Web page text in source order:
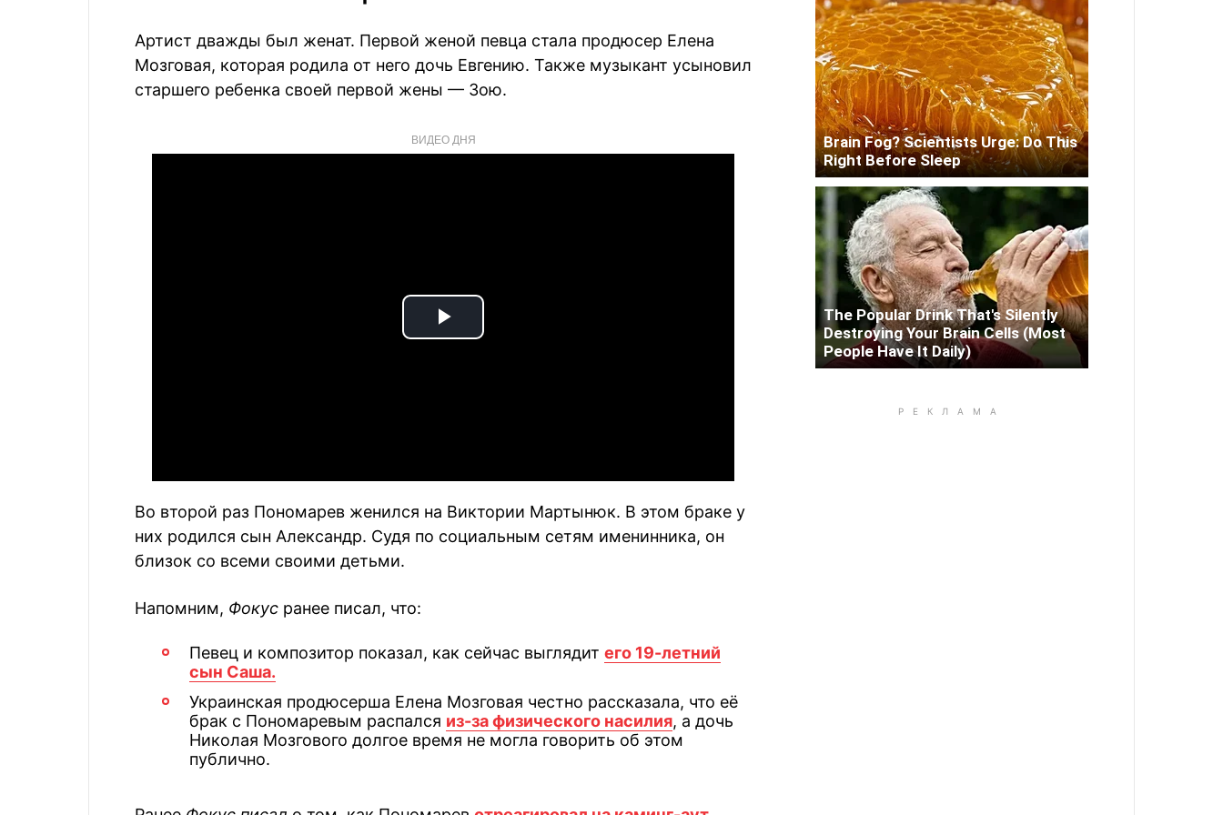
Артист дважды был женат. Первой женой певца стала продюсер Елена
Мозговая, которая родила от него дочь Евгению. Также музыкант усыновил
старшего ребенка своей первой жены — Зою.
ВИДЕО ДНЯ
Play
Во второй раз Пономарев женился на Виктории Мартынюк. В этом браке у
них родился сын Александр. Судя по социальным сетям именинника, он
близок со всеми своими детьми.
Напомним, Фокус ранее писал, что:
Певец и композитор показал, как сейчас выглядит его 19-летний
сын Саша.
Украинская продюсерша Елена Мозговая честно рассказала, что её
брак с Пономаревым распался из-за физического насилия, а дочь
Николая Мозгового долгое время не могла говорить об этом
публично.